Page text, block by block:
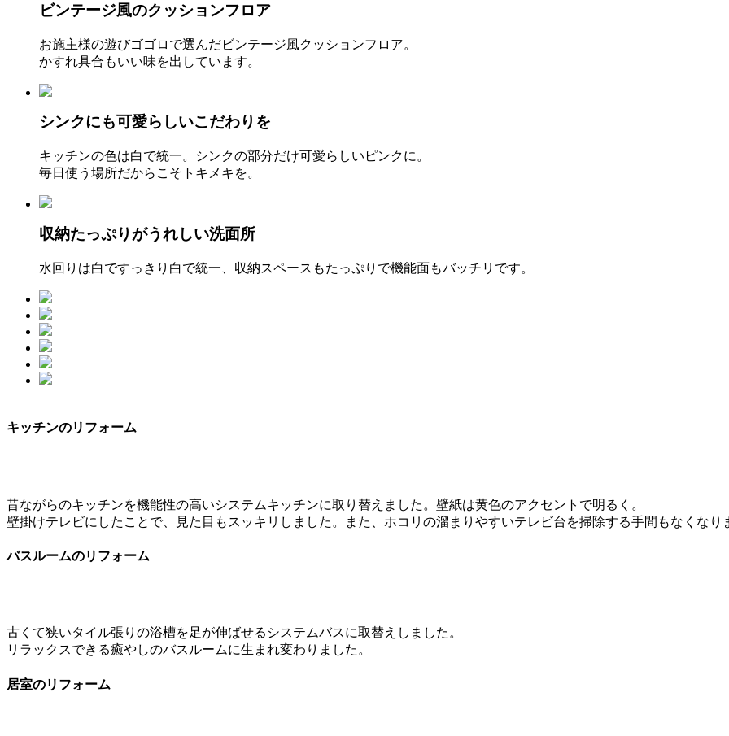
ビンテージ風のクッションフロア
お施主様の遊びゴゴロで選んだビンテージ風クッションフロア。
かすれ具合もいい味を出しています。
シンクにも可愛らしいこだわりを
キッチンの色は白で統一。シンクの部分だけ可愛らしいピンクに。
毎日使う場所だからこそトキメキを。
収納たっぷりがうれしい洗面所
水回りは白ですっきり白で統一、収納スペースもたっぷりで機能面もバッチリです。
キッチンのリフォーム
昔ながらのキッチンを機能性の高いシステムキッチンに取り替えました。壁紙は黄色のアクセントで明るく。
壁掛けテレビにしたことで、見た目もスッキリしました。また、ホコリの溜まりやすいテレビ台を掃除する手間もなくなり
バスルームのリフォーム
古くて狭いタイル張りの浴槽を足が伸ばせるシステムバスに取替えしました。
リラックスできる癒やしのバスルームに生まれ変わりました。
居室のリフォーム